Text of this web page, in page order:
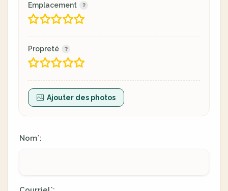
Emplacement
Propreté
Ajouter des photos
Nom*: